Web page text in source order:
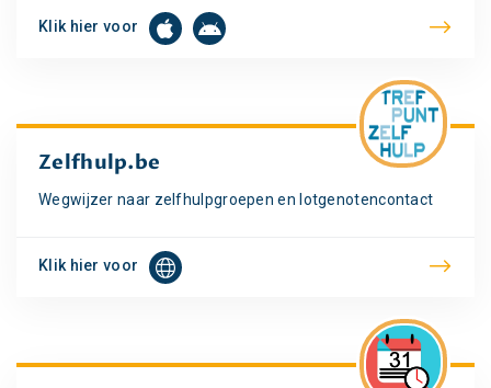
Klik hier voor
Zelfhulp.be
Wegwijzer naar zelfhulpgroepen en lotgenotencontact
Klik hier voor